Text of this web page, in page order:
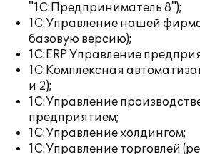
"1С:Предприниматель 8");
1С:Управление нашей
базовую версию);
1С:ERP Управление
1С:Комплексная
и 2);
1С:Управление
предприятием;
1С:Управление холдингом;
1С:Управление торговлей